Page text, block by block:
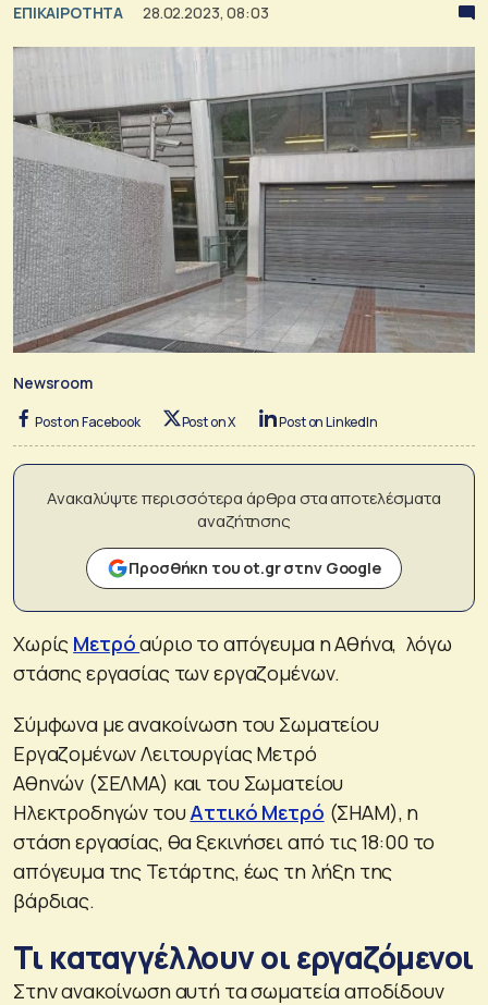
ΕΠΙΚΑΙΡΟΤΗΤΑ 28.02.2023, 08:03
Newsroom
Post on Facebook Post on X Post on LinkedIn
Ανακαλύψτε περισσότερα άρθρα στα αποτελέσματα
αναζήτησης
Προσθήκη του ot.gr στην Google
Χωρίς Μετρόαύριο το απόγευμα η Αθήνα, λόγω
στάσης εργασίας των εργαζομένων.
Σύμφωνα με ανακοίνωση του Σωματείου
Εργαζομένων Λειτουργίας Μετρό
Αθηνών (ΣΕΛΜΑ) και του Σωματείου
Ηλεκτροδηγών τουΑττικό Μετρό (ΣΗΑΜ), η
στάση εργασίας, θα ξεκινήσει από τις 18:00 το
απόγευμα της Τετάρτης, έως τη λήξη της
βάρδιας.
Τι καταγγέλλουν οι εργαζόμενοι
Στην ανακοίνωση αυτή τα σωματεία αποδίδουν